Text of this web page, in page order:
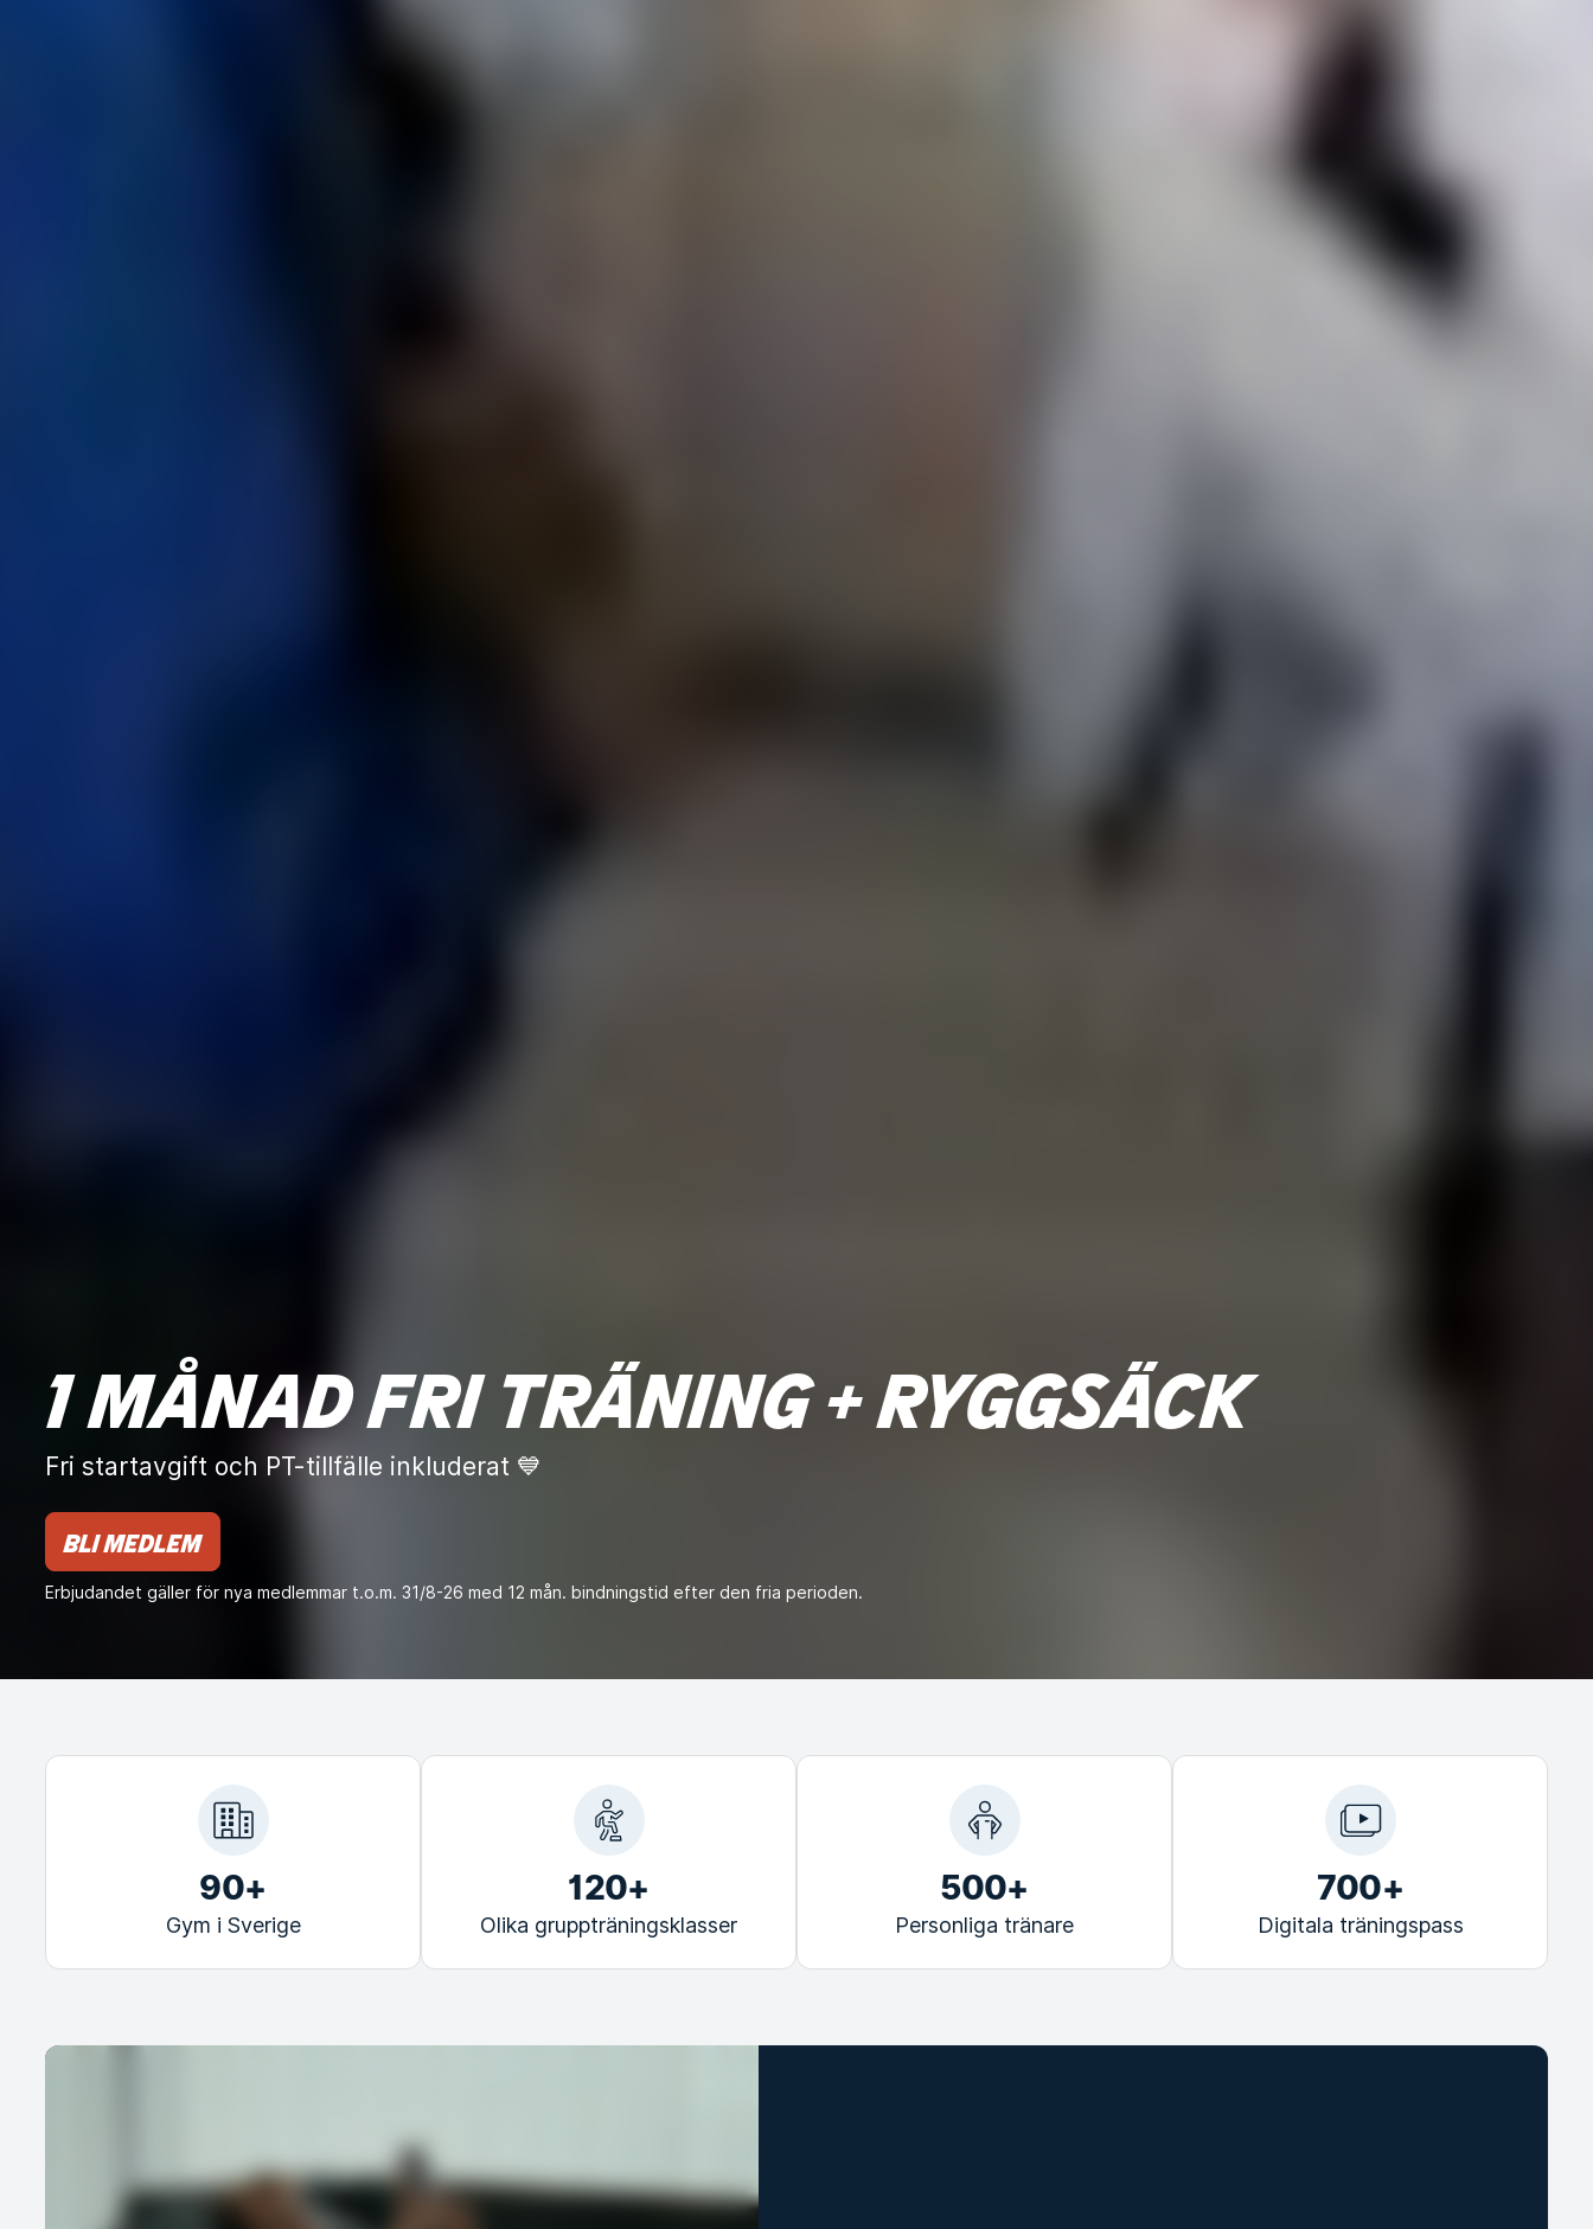
1 MÅNAD FRI TRÄNING + RYGGSÄCK
Fri startavgift och PT-tillfälle inkluderat 💙
BLI MEDLEM
Erbjudandet gäller för nya medlemmar t.o.m. 31/8-26 med 12 mån. bindningstid efter den fria perioden.
90+
Gym i Sverige
120+
Olika gruppträningsklasser
500+
Personliga tränare
700+
Digitala träningspass